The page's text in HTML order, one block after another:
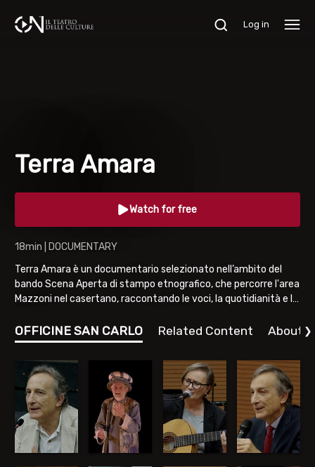
Log in
Terra Amara
Watch for free
18min | DOCUMENTARY
Terra Amara è un documentario selezionato nell’ambito del
bando Scena Aperta di stampo etnografico, che percorre l'area
Mazzoni nel casertano, raccontando le voci, la quotidianità e la
Omaggio
OFFICINE SAN CARLO Related Content About ❯